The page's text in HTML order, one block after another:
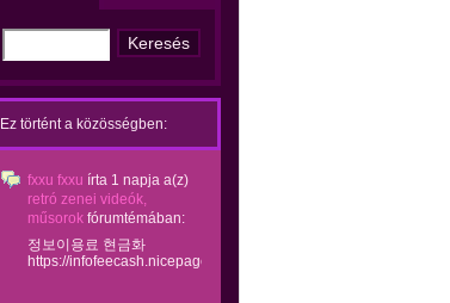
Ez történt a közösségben:
fxxu fxxu írta 1 napja a(z)
retró zenei videók,
műsorok fórumtémában:
정보이용료 현금화
https://infofeecash.nicepage...